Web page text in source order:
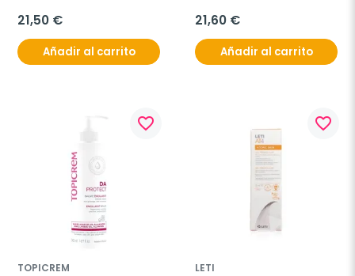
21,50 €
Añadir al carrito
21,60 €
Añadir al carrito
favorite_border
TOPICREM
favorite_border
LETI